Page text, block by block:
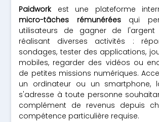
Paidwork est une plateforme
micro-tâches rémunéréesqui
utilisateurs de gagner de
réalisant diverses activités :
sondages, tester des applications,
mobiles, regarder des vidéos ou
de petites missions numériques.
un ordinateur ou un smartphone,
s'adresse à toute personne
complément de revenus depuis
compétence particulière requise.